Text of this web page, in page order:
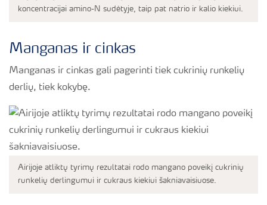
koncentracijai amino-N sudėtyje, taip pat natrio ir kalio kiekiui.
Manganas ir cinkas
Manganas ir cinkas gali pagerinti tiek cukrinių runkelių
derlių, tiek kokybę.
Airijoje atliktų tyrimų rezultatai rodo mangano poveikį cukrinių
runkelių derlingumui ir cukraus kiekiui šakniavaisiuose.